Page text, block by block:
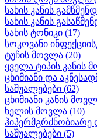
სახის კანის
სახის კანის
სახის ტონიკი (17)
სოკოვანი
ტუჩის მოვლა (20)
ყველა ტიპის კანის
ცხიმიანი და
საშუალებები (62)
ცხიმიანი კანის
ხელის მოვლა (10)
საშუალებები (5)